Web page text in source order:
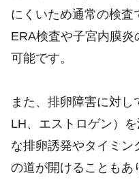
にくいため通常の検査
ERA検査や子宮内膜
可能です。
また、排卵障害に対し
LH、エストロゲン）
な排卵誘発やタイミ
の道が開けることもあ